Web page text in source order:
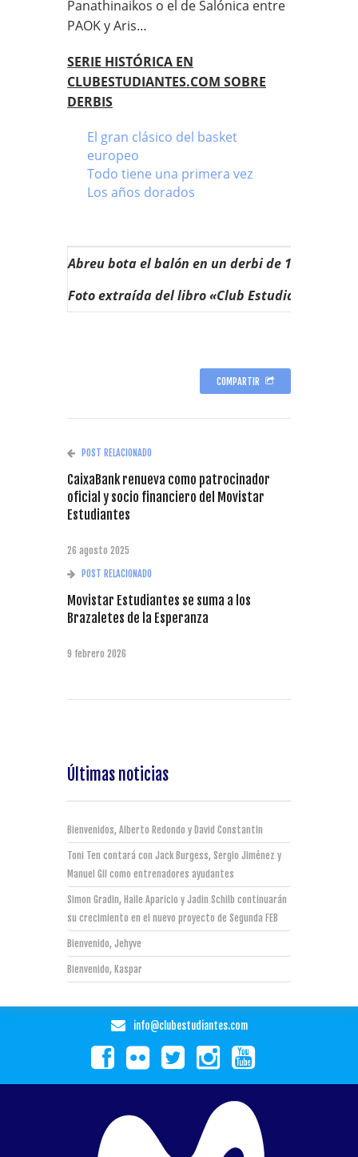
Panathinaikos o el de Salónica entre
PAOK y Aris…
SERIE HISTÓRICA EN
CLUBESTUDIANTES.COM SOBRE
DERBIS
El gran clásico del basket
europeo
Todo tiene una primera vez
Los años dorados
Abreu bota el balón en un derbi de 1957.
Foto extraída del libro «Club Estudiantes. 60
COMPARTIR
POST RELACIONADO
CaixaBank renueva como patrocinador
oficial y socio financiero del Movistar
Estudiantes
26 agosto 2025
POST RELACIONADO
Movistar Estudiantes se suma a los
Brazaletes de la Esperanza
9 febrero 2026
Últimas noticias
Bienvenidos, Alberto Redondo y David Constantin
Toni Ten contará con Jack Burgess, Sergio Jiménez y
Manuel Gil como entrenadores ayudantes
Simon Gradin, Haile Aparicio y Jadin Schilb continuarán
su crecimiento en el nuevo proyecto de Segunda FEB
Bienvenido, Jehyve
Bienvenido, Kaspar
info@clubestudiantes.com